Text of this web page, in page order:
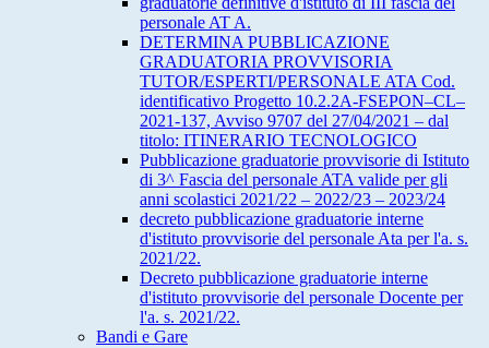
personale AT A.
DETERMINA PUBBLICAZIONE
GRADUATORIA PROVVISORIA
TUTOR/ESPERTI/PERSONALE ATA Cod.
identificativo Progetto 10.2.2A-FSEPON–CL–
2021-137, Avviso 9707 del 27/04/2021 – dal
titolo: ITINERARIO TECNOLOGICO
Pubblicazione graduatorie provvisorie di Istituto
di 3^ Fascia del personale ATA valide per gli
anni scolastici 2021/22 – 2022/23 – 2023/24
decreto pubblicazione graduatorie interne
d'istituto provvisorie del personale Ata per l'a. s.
2021/22.
Decreto pubblicazione graduatorie interne
d'istituto provvisorie del personale Docente per
l'a. s. 2021/22.
Bandi e Gare